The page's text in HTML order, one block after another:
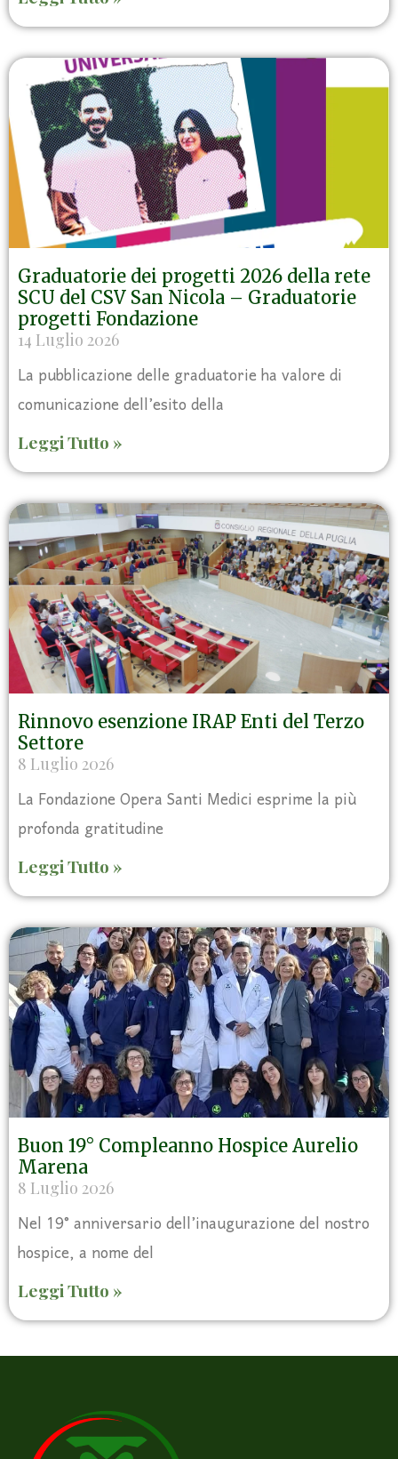
Graduatorie dei progetti 2026 della rete
SCU del CSV San Nicola – Graduatorie
progetti Fondazione
14 Luglio 2026
La pubblicazione delle graduatorie ha valore di
comunicazione dell’esito della
Leggi Tutto »
Rinnovo esenzione IRAP Enti del Terzo
Settore
8 Luglio 2026
La Fondazione Opera Santi Medici esprime la più
profonda gratitudine
Leggi Tutto »
Buon 19° Compleanno Hospice Aurelio
Marena
8 Luglio 2026
Nel 19° anniversario dell’inaugurazione del nostro
hospice, a nome del
Leggi Tutto »